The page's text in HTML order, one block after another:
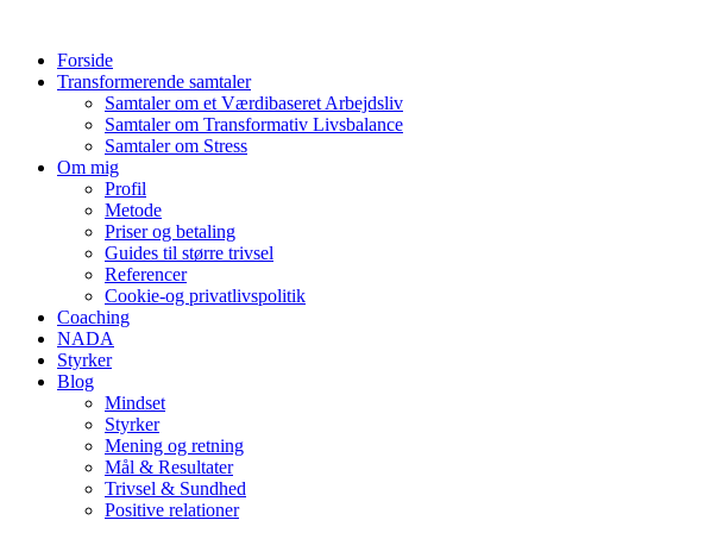
indholdForside
Transformerende samtaler
Samtaler om et Værdibaseret Arbejdsliv
Samtaler om Transformativ Livsbalance
Samtaler om Stress
Om mig
Profil
Metode
Priser og betaling
Guides til større trivsel
Referencer
Cookie-og privatlivspolitik
Coaching
NADA
Styrker
Blog
Mindset
Styrker
Mening og retning
Mål & Resultater
Trivsel & Sundhed
Positive relationer